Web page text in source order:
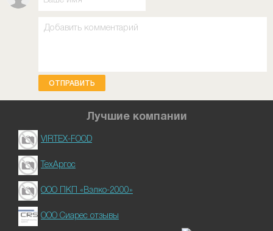
ОТПРАВИТЬ
Лучшие компании
VIRTEX-FOOD
ТехАргос
ООО ПКП «Вэлко-2000»
ООО Сиарес отзывы